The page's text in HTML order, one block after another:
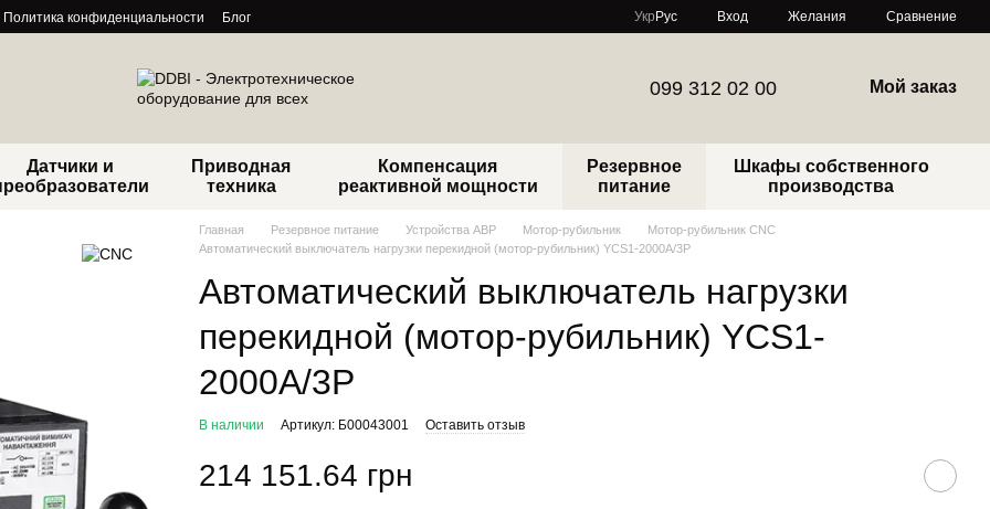
Политика конфиденциальности Блог Укр Рус Вход Желания Сравнение
099 312 02 00 Мой заказ
Датчики и
Приводная
техника
Компенсация
реактивной мощности
Резервное
питание
Шкафы собственного
производства
Главная Резервное питание Устройства АВР Мотор-рубильник
Мотор-рубильник CNC
Автоматический выключатель нагрузки перекидной (мотор-рубильник) YCS1-2000А/3Р
Автоматический выключатель нагрузки
перекидной (мотор-рубильник) YCS1-
2000А/3Р
В наличии Артикул: Б00043001 Оставить отзыв
214 151.64 грн